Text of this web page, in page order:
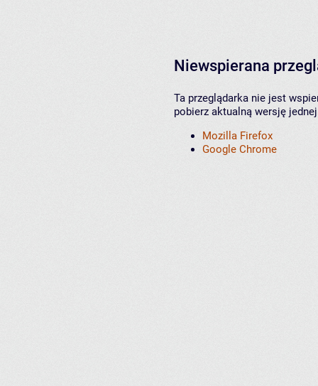
Niewspierana
Ta przeglądarka nie jest
pobierz aktualną wersję
Mozilla Firefox
Google Chrome